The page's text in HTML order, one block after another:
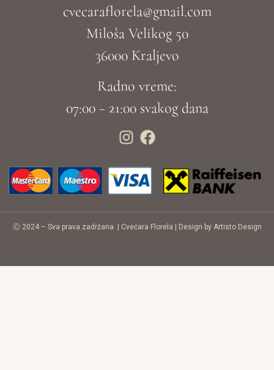
cvecaraflorela@gmail.com
Miloša Velikog 50
36000 Kraljevo
Radno vreme:
07:00 – 21:00 svakog dana
Ⓒ 2024 – Sva prava zadržana | Cvećara Florela Design by Artisto Design